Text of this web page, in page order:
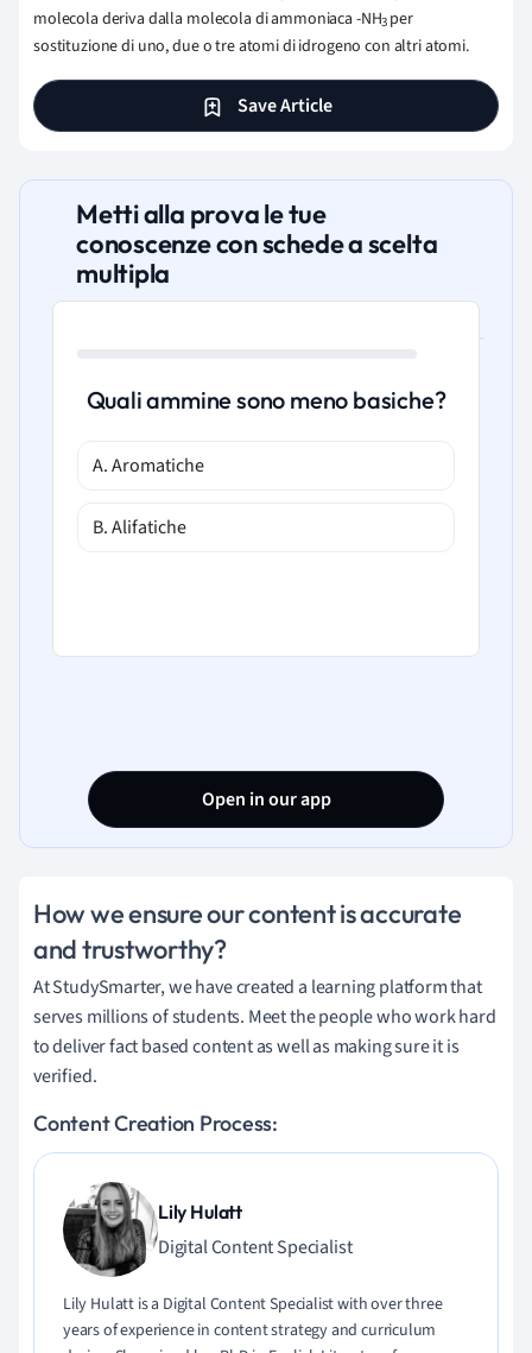
molecola deriva dalla molecola di ammoniaca -NH3 per
sostituzione di uno, due o tre atomi di idrogeno con altri atomi.
Save Article
Metti alla prova le tue
conoscenze con schede a scelta
multipla
Quali ammine sono meno basiche?
A. Aromatiche
B. Alifatiche
Open in our app
How we ensure our content is accurate
and trustworthy?
At StudySmarter, we have created a learning platform that
serves millions of students. Meet the people who work hard
to deliver fact based content as well as making sure it is
verified.
Content Creation Process:
Lily Hulatt
Digital Content Specialist
Lily Hulatt is a Digital Content Specialist with over three
years of experience in content strategy and curriculum